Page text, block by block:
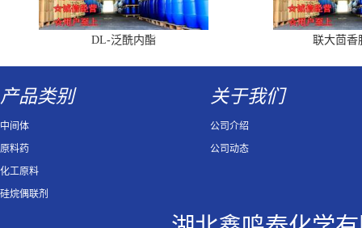
DL-泛酰内酯 联大茴香
产品类别
中间体
原料药
化工原料
硅烷偶联剂
关于我们
公司介绍
公司动态